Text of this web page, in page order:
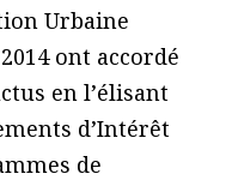
Urbaine
ont accordé
en lʼélisant
dʼIntérêt
de